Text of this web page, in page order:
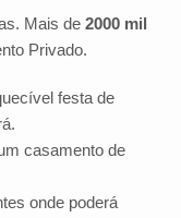
Mais de 2000 mil
Privado.
festa de
casamento de
onde poderá